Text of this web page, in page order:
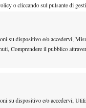
o cliccando sul pulsante di
su dispositivo e/o accedervi,
Comprendere il pubblico
su dispositivo e/o accedervi,